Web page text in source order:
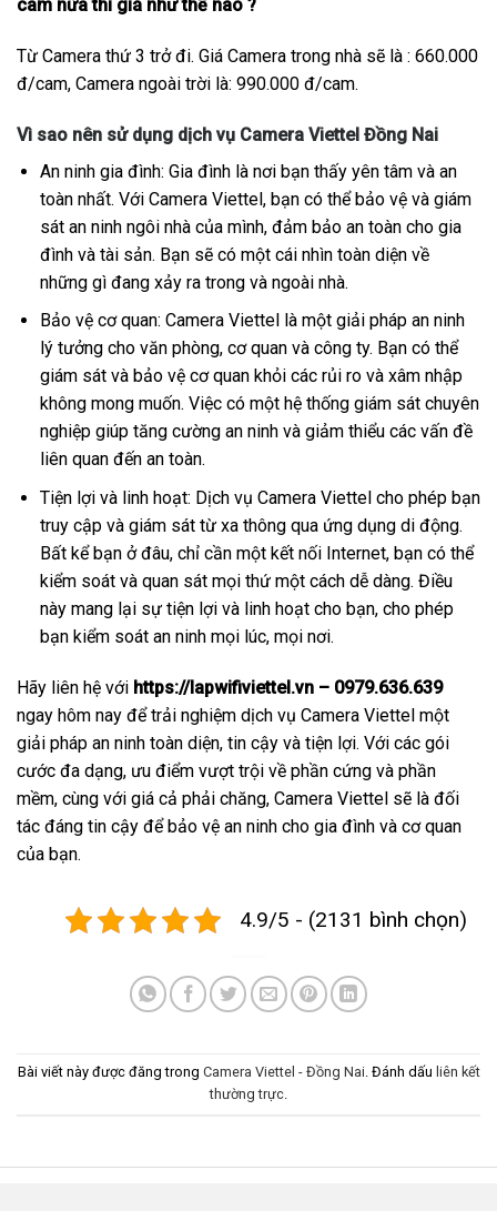
cam nữa thì giá như thế nào ?
Từ Camera thứ 3 trở đi. Giá Camera trong nhà sẽ là : 660.000
đ/cam, Camera ngoài trời là: 990.000 đ/cam.
Vì sao nên sử dụng dịch vụ Camera Viettel Đồng Nai
An ninh gia đình: Gia đình là nơi bạn thấy yên tâm và an
toàn nhất. Với Camera Viettel, bạn có thể bảo vệ và giám
sát an ninh ngôi nhà của mình, đảm bảo an toàn cho gia
đình và tài sản. Bạn sẽ có một cái nhìn toàn diện về
những gì đang xảy ra trong và ngoài nhà.
Bảo vệ cơ quan: Camera Viettel là một giải pháp an ninh
lý tưởng cho văn phòng, cơ quan và công ty. Bạn có thể
giám sát và bảo vệ cơ quan khỏi các rủi ro và xâm nhập
không mong muốn. Việc có một hệ thống giám sát chuyên
nghiệp giúp tăng cường an ninh và giảm thiểu các vấn đề
liên quan đến an toàn.
Tiện lợi và linh hoạt: Dịch vụ Camera Viettel cho phép bạn
truy cập và giám sát từ xa thông qua ứng dụng di động.
Bất kể bạn ở đâu, chỉ cần một kết nối Internet, bạn có thể
kiểm soát và quan sát mọi thứ một cách dễ dàng. Điều
này mang lại sự tiện lợi và linh hoạt cho bạn, cho phép
bạn kiểm soát an ninh mọi lúc, mọi nơi.
Hãy liên hệ với https://lapwifiviettel.vn – 0979.636.639
ngay hôm nay để trải nghiệm dịch vụ Camera Viettel một
giải pháp an ninh toàn diện, tin cậy và tiện lợi. Với các gói
cước đa dạng, ưu điểm vượt trội về phần cứng và phần
mềm, cùng với giá cả phải chăng, Camera Viettel sẽ là đối
tác đáng tin cậy để bảo vệ an ninh cho gia đình và cơ quan
của bạn.
4.9/5 - (2131 bình chọn)
Bài viết này được đăng trong Camera Viettel - Đồng Nai. Đánh dấu liên kết
thường trực.